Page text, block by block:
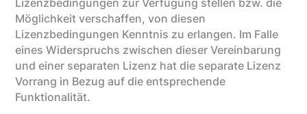
Lizenzbedingungen zur Verfügung stellen bzw. die
Möglichkeit verschaffen, von diesen
Lizenzbedingungen Kenntnis zu erlangen. Im Falle
eines Widerspruchs zwischen dieser Vereinbarung
und einer separaten Lizenz hat die separate Lizenz
Vorrang in Bezug auf die entsprechende
Funktionalität.